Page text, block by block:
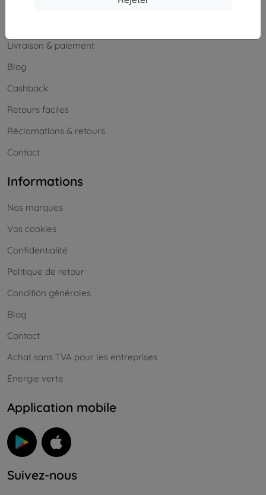
Livraison & paiement
Blog
Cashback
Retours faciles
Réclamations & retours
Contact
Informations
Nos marques
Vos cookies
Confidentialité
Politique de retour
Conditión générales
Blog
Contact
Achat sans TVA pour les entreprises
Énergie verte
Application mobile
Suivez-nous